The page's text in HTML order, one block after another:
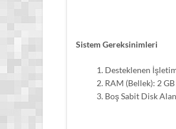
Sistem Gereksinimleri
Desteklenen
RAM (Bellek): 2
Boş Sabit Disk